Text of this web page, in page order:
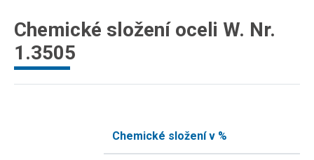
Chemické složení oceli W. Nr.
1.3505
Chemické složení v %